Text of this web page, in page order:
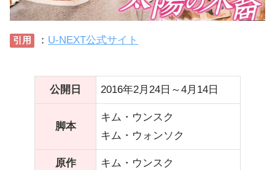
引用 ： U-NEXT公式サイト
公開日 2016年2月24日～4月14日
脚本
キム・ウンスク
キム・ウォンソク
原作 キム・ウンスク